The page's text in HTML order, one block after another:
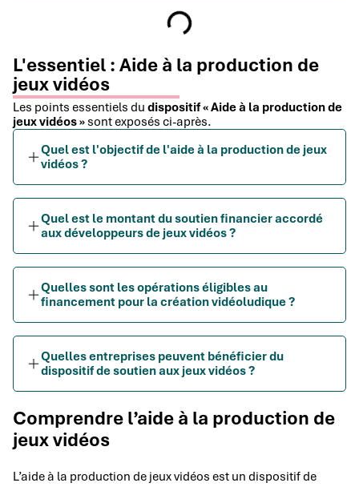
L'essentiel : Aide à la production de
jeux vidéos
Les points essentiels du dispositif « Aide à la production de
jeux vidéos » sont exposés ci-après.
Quel est l'objectif de l'aide à la production de jeux
vidéos ?
Quel est le montant du soutien financier accordé
aux développeurs de jeux vidéos ?
Quelles sont les opérations éligibles au
financement pour la création vidéoludique ?
Quelles entreprises peuvent bénéficier du
dispositif de soutien aux jeux vidéos ?
Comprendre l’aide à la production de
jeux vidéos
L’aide à la production de jeux vidéos est un dispositif de